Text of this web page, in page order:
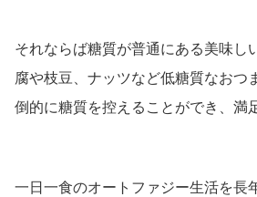
それならば糖質が普通にある美味し
腐や枝豆、ナッツなど低糖質なおつ
倒的に糖質を控えることができ、満
一日一食のオートファジー生活を長